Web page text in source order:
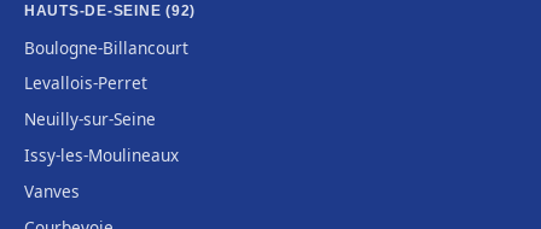
HAUTS-DE-SEINE (92)
Boulogne-Billancourt
Levallois-Perret
Neuilly-sur-Seine
Issy-les-Moulineaux
Vanves